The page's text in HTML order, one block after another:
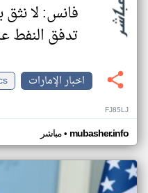
فانس: لا نثق
تدفق النفط
اخبار الإمارات
FJ85LJ
مباشر• mubasher.info